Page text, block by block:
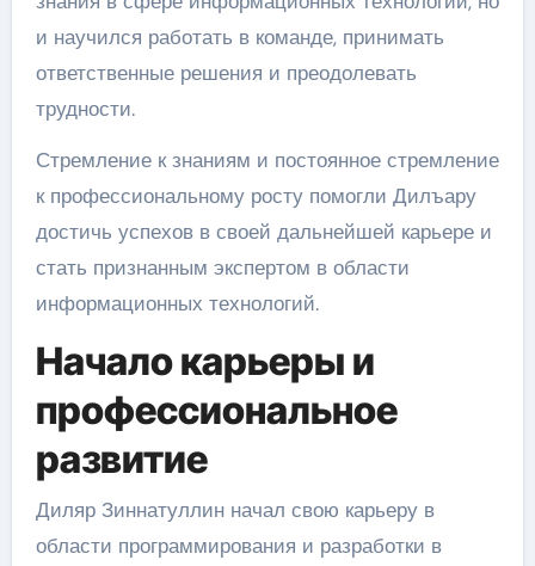
и научился работать в команде, принимать
ответственные решения и преодолевать
трудности.
Стремление к знаниям и постоянное стремление
к профессиональному росту помогли Дилъару
достичь успехов в своей дальнейшей карьере и
стать признанным экспертом в области
информационных технологий.
Начало карьеры и
профессиональное
развитие
Диляр Зиннатуллин начал свою карьеру в
области программирования и разработки в